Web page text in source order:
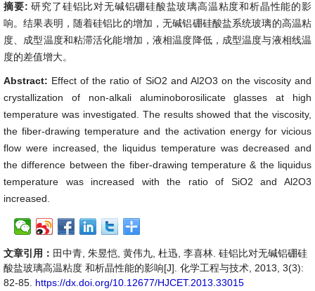
摘要:研究了硅铝比对无碱铝硼硅酸盐玻璃高温粘度和析晶性能的影
响。结果表明，随着硅铝比的增加，无碱铝硼硅酸盐系统玻璃的高温粘
度、成型温度和粘滞活化能增加，液相温度降低，成型温度与液相线温
度的差值增大。
Abstract: Effect of the ratio of SiO2 and Al2O3 on the viscosity and
crystallization of non-alkali aluminoborosilicate glasses at high
temperature was investigated. The results showed that the viscosity,
the fiber-drawing temperature and the activation energy for vicious
flow were increased, the liquidus temperature was decreased and
the difference between the fiber-drawing temperature & the liquidus
temperature was increased with the ratio of SiO2 and Al2O3
increased.
文章引用： 田中青, 朱昱恺, 黄伟九, 杜迅, 李喜林. 硅铝比对无碱铝硼硅
酸盐玻璃高温粘度 和析晶性能的影响[J]. 化学工程与技术, 2013, 3(3):
82-85. https://dx.doi.org/10.12677/HJCET.2013.33015